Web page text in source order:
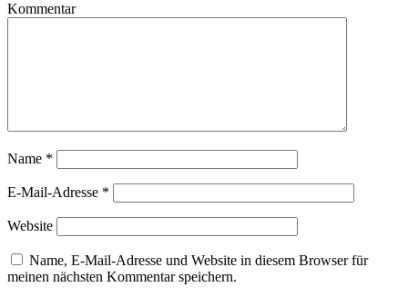
Kommentar
Name *
E-Mail-Adresse *
Website
Name, E-Mail-Adresse und Website in diesem Browser für
meinen nächsten Kommentar speichern.